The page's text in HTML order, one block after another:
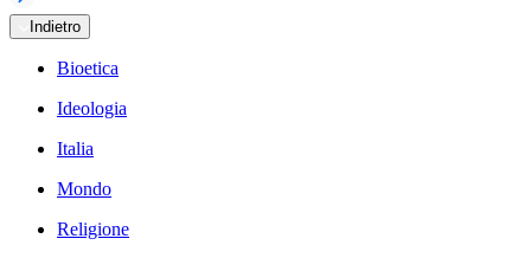
Indietro
Bioetica
Ideologia
Italia
Mondo
Religione